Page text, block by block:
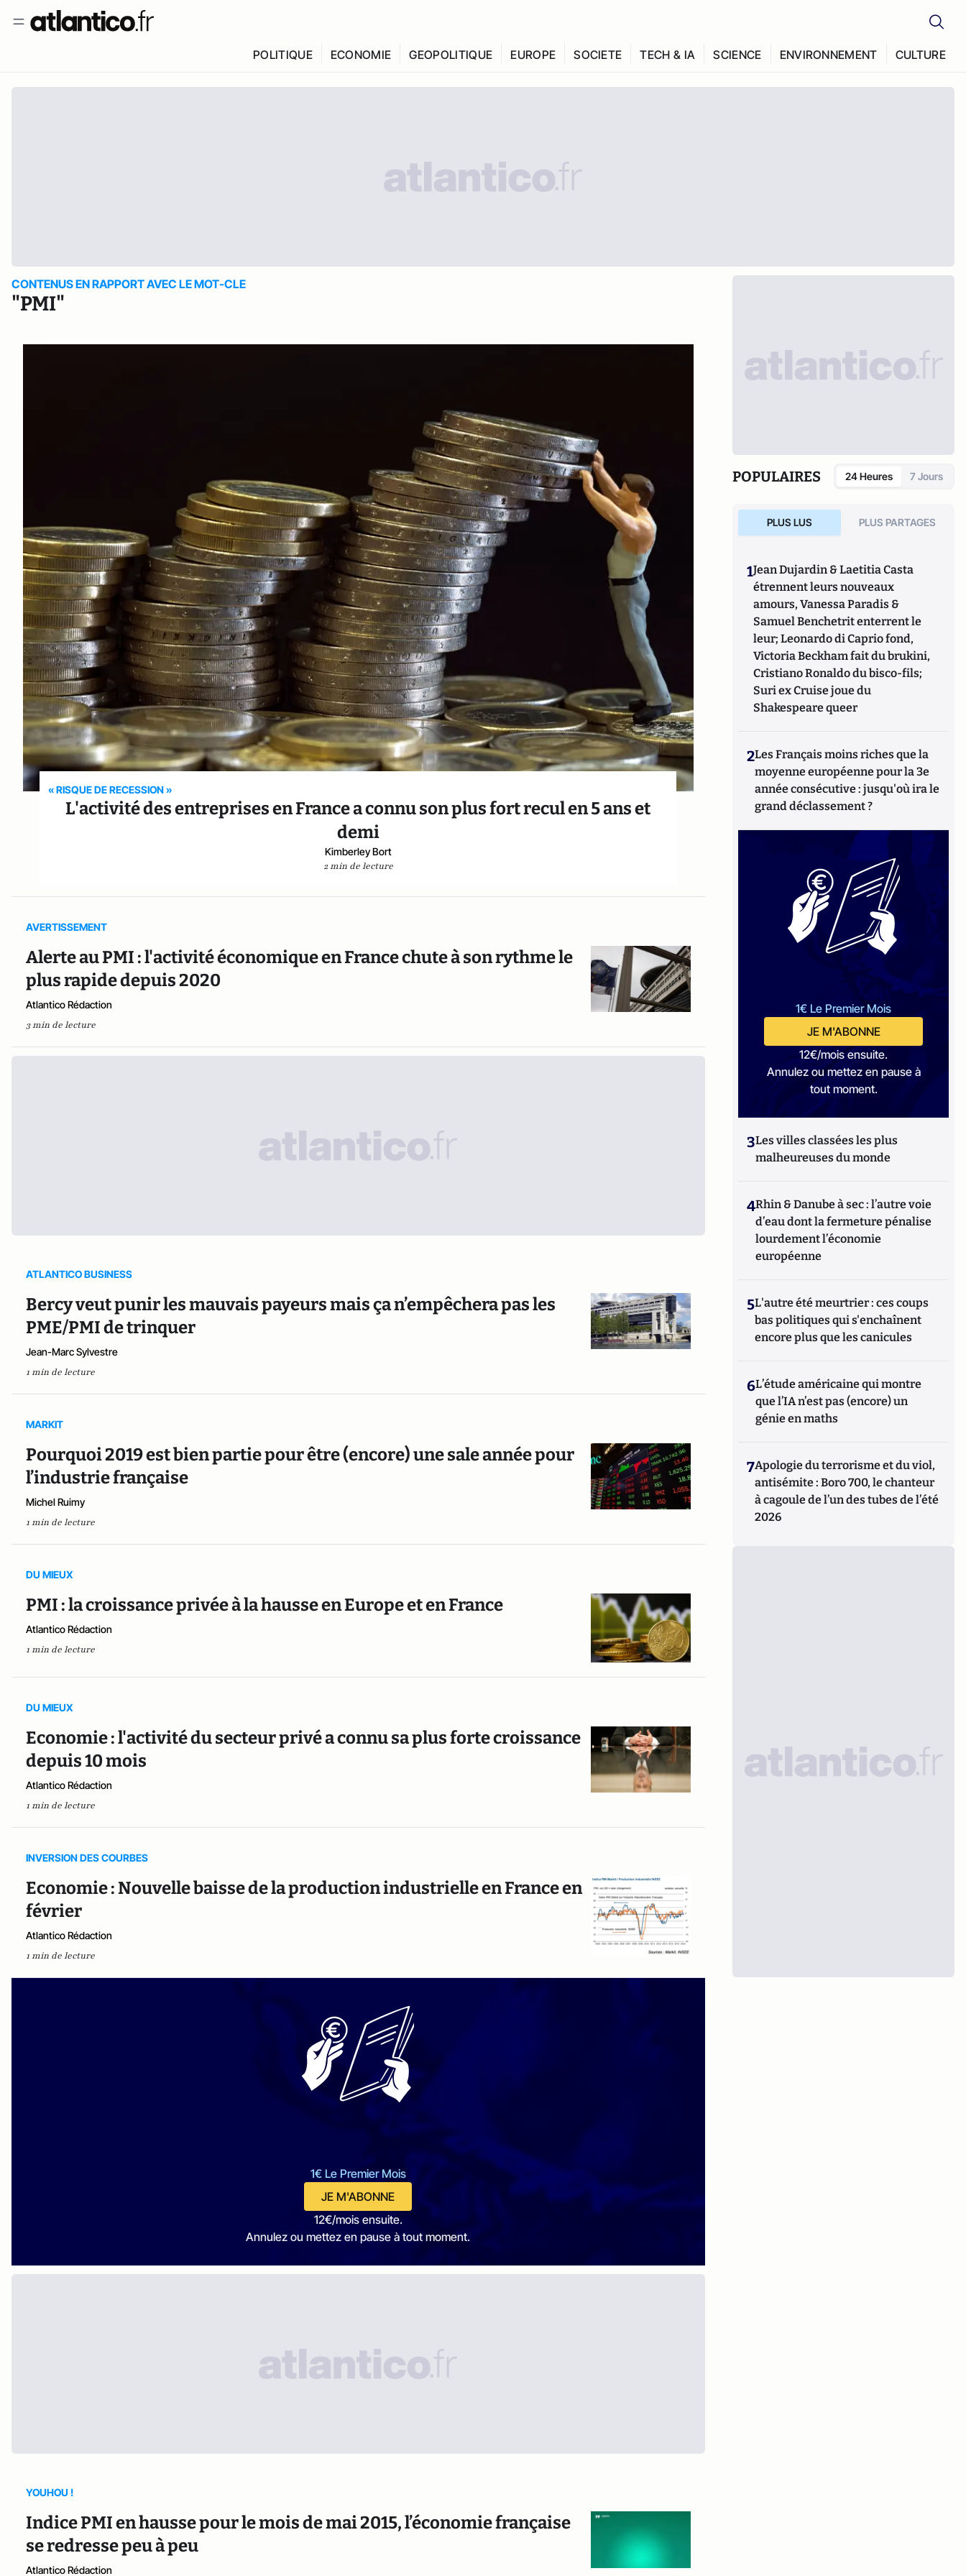
POLITIQUE ECONOMIE GEOPOLITIQUE EUROPE SOCIETE TECH & IA SCIENCE ENVIRONNEMENT CULTURE
CONTENUS EN RAPPORT AVEC LE MOT-CLE
"PMI"
« RISQUE DE RECESSION »
L'activité des entreprises en France a connu son plus fort recul en 5 ans et
demi
Kimberley Bort
2 min de lecture
AVERTISSEMENT
Alerte au PMI : l'activité économique en France chute à son rythme le
plus rapide depuis 2020
Atlantico Rédaction
3 min de lecture
ATLANTICO BUSINESS
Bercy veut punir les mauvais payeurs mais ça n’empêchera pas les
PME/PMI de trinquer
Jean-Marc Sylvestre
1 min de lecture
MARKIT
Pourquoi 2019 est bien partie pour être (encore) une sale année pour
l’industrie française
Michel Ruimy
1 min de lecture
DU MIEUX
PMI : la croissance privée à la hausse en Europe et en France
Atlantico Rédaction
1 min de lecture
DU MIEUX
Economie : l'activité du secteur privé a connu sa plus forte croissance
depuis 10 mois
Atlantico Rédaction
1 min de lecture
INVERSION DES COURBES
Economie : Nouvelle baisse de la production industrielle en France en
février
Atlantico Rédaction
1 min de lecture
1€ Le Premier Mois
JE M'ABONNE
12€/mois ensuite.
Annulez ou mettez en pause à tout moment.
YOUHOU !
Indice PMI en hausse pour le mois de mai 2015, l’économie française
se redresse peu à peu
Atlantico Rédaction
POPULAIRES 24 Heures 7 Jours
PLUS LUS PLUS PARTAGES
1Jean Dujardin & Laetitia Casta
étrennent leurs nouveaux
amours, Vanessa Paradis &
Samuel Benchetrit enterrent le
leur; Leonardo di Caprio fond,
Victoria Beckham fait du brukini,
Cristiano Ronaldo du bisco-fils;
Suri ex Cruise joue du
Shakespeare queer
2Les Français moins riches que la
moyenne européenne pour la 3e
année consécutive : jusqu'où ira le
grand déclassement ?
1€ Le Premier Mois
JE M'ABONNE
12€/mois ensuite.
Annulez ou mettez en pause à
tout moment.
3Les villes classées les plus
malheureuses du monde
4Rhin & Danube à sec : l’autre voie
d’eau dont la fermeture pénalise
lourdement l’économie
européenne
5L'autre été meurtrier : ces coups
bas politiques qui s'enchaînent
encore plus que les canicules
6L’étude américaine qui montre
que l’IA n’est pas (encore) un
génie en maths
7Apologie du terrorisme et du viol,
antisémite : Boro 700, le chanteur
à cagoule de l’un des tubes de l’été
2026